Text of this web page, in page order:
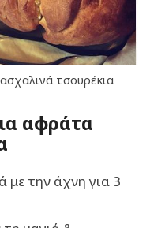
τσουρέκια
αφράτα
με την άχνη για 3